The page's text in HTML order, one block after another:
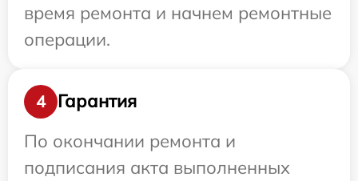
время ремонта и начнем ремонтные
операции.
4
Гарантия
По окончании ремонта и
подписания акта выполненных